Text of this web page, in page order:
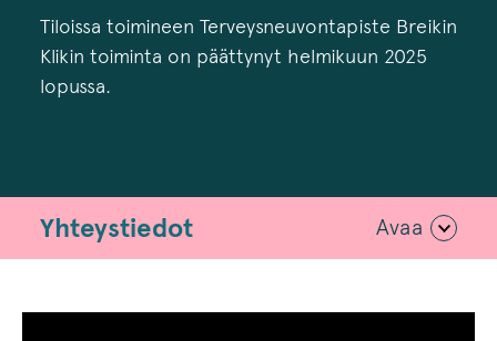
Tiloissa toimineen Terveysneuvontapiste Breikin
Klikin toiminta on päättynyt helmikuun 2025
lopussa.
Yhteystiedot Avaa